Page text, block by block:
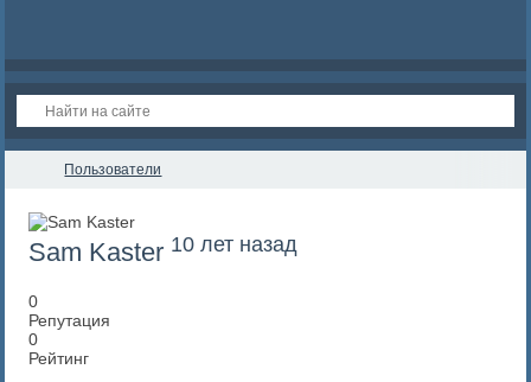
Пользователи
Sam Kaster 10 лет назад
0
Репутация
0
Рейтинг